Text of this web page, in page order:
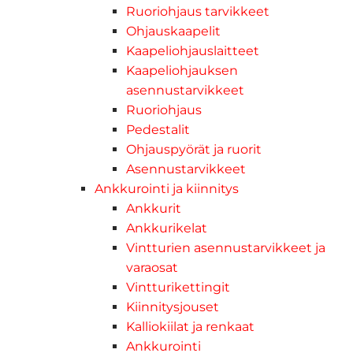
Ruoriohjaus tarvikkeet
Ohjauskaapelit
Kaapeliohjauslaitteet
Kaapeliohjauksen
asennustarvikkeet
Ruoriohjaus
Pedestalit
Ohjauspyörät ja ruorit
Asennustarvikkeet
Ankkurointi ja kiinnitys
Ankkurit
Ankkurikelat
Vintturien asennustarvikkeet ja
varaosat
Vintturikettingit
Kiinnitysjouset
Kalliokiilat ja renkaat
Ankkurointi